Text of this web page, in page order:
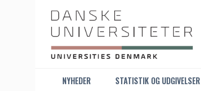
NYHEDER STATISTIK OG UDGIVELSER